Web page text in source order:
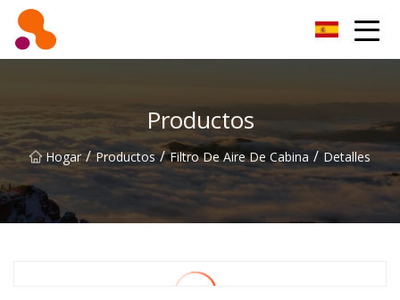
Productos
Hogar / Productos / Filtro De Aire De Cabina / Detalles